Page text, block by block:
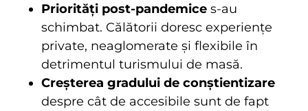
Priorități post-pandemice s-au
schimbat. Călătorii doresc experiențe
private, neaglomerate și flexibile în
detrimentul turismului de masă.
Creșterea gradului de conștientizare
despre cât de accesibile sunt de fapt